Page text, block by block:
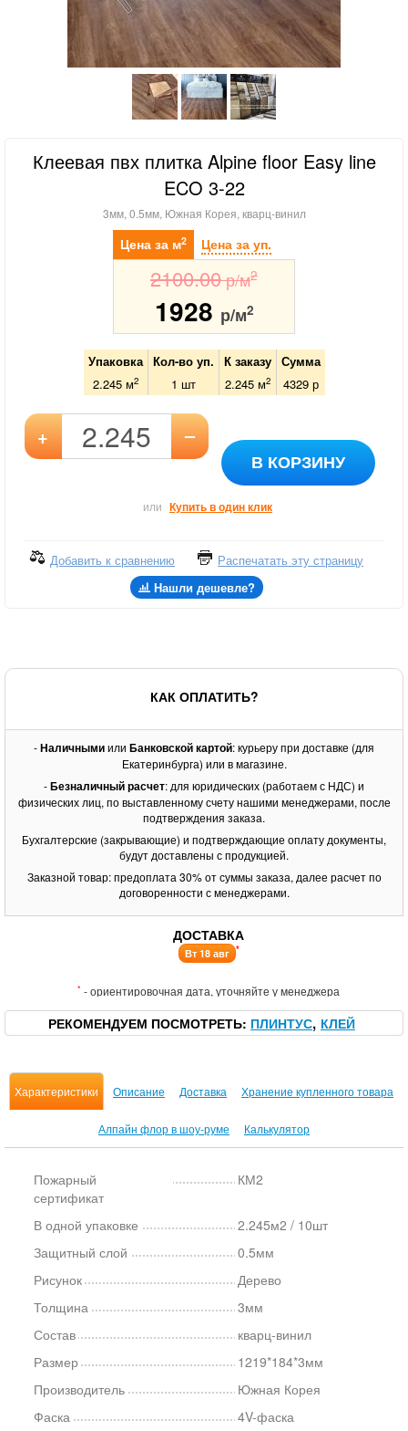
Клеевая пвх плитка Alpine floor Easy line
ECO 3-22
3мм, 0.5мм, Южная Корея, кварц-винил
Цена за м2 Цена за уп.
2100.00р/м2
1928 р/м2
Упаковка Кол-во уп. К заказу
Сумма
2.245 м2 1 шт 2.245м2 4329р
+ –
В КОРЗИНУ
или Купить в один клик
Добавить к сравнению
Распечатать эту страницу
Нашли дешевле?
КАК ОПЛАТИТЬ?
-Наличнымиили Банковской картой: курьеру при доставке (для
Екатеринбурга) или в магазине.
-Безналичный расчет: для юридических (работаем с НДС) и
физических лиц, по выставленному счету нашими менеджерами, после
подтверждения заказа.
Бухгалтерские (закрывающие) и подтверждающие оплату документы,
будут доставлены с продукцией.
Заказной товар: предоплата 30% от суммы заказа, далее расчет по
договоренности с менеджерами.
ДОСТАВКА
Вт 18 авг *
* - ориентировочная дата, уточняйте у менеджера
РЕКОМЕНДУЕМ ПОСМОТРЕТЬ ПЛИНТУС КЛЕЙ
Характеристики Описание Доставка Хранение купленного товара
Алпайн флор в шоу-руме Калькулятор
Пожарный
сертификат
КМ2
В одной упаковке
2.245м2 / 10шт
Защитный слой
0.5мм
Рисунок
Дерево
Толщина
3мм
Состав
кварц-винил
Размер
1219*184*3мм
Производитель
Южная Корея
Фаска
4V-фаска